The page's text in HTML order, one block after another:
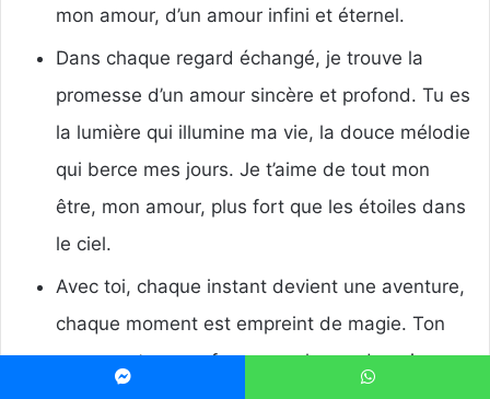
mon amour, d’un amour infini et éternel.
Dans chaque regard échangé, je trouve la
promesse d’un amour sincère et profond. Tu es
la lumière qui illumine ma vie, la douce mélodie
qui berce mes jours. Je t’aime de tout mon
être, mon amour, plus fort que les étoiles dans
le ciel.
Avec toi, chaque instant devient une aventure,
chaque moment est empreint de magie. Ton
amour est mon refuge, mon havre de paix